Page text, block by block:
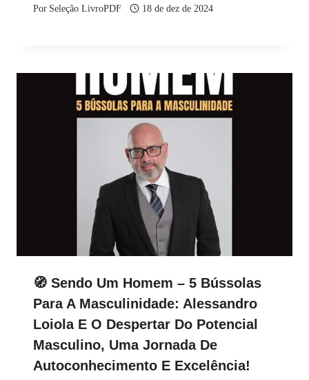
Por Seleção LivroPDF 18 de dez de 2024
🧭 Sendo Um Homem – 5 Bússolas
Para A Masculinidade: Alessandro
Loiola E O Despertar Do Potencial
Masculino, Uma Jornada De
Autoconhecimento E Excelência!